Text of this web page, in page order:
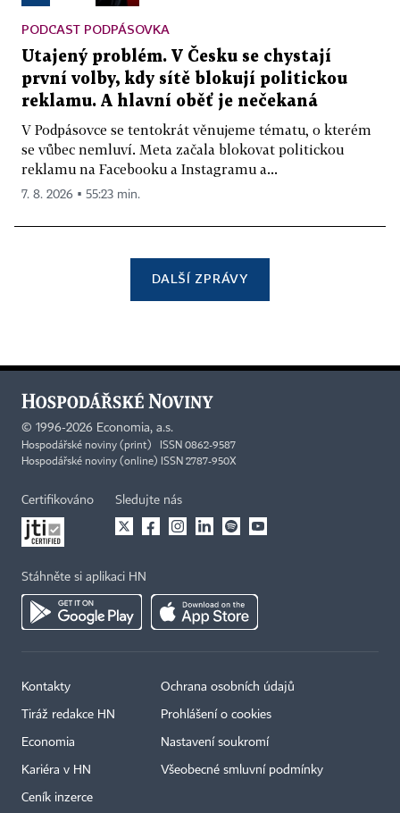
PODCAST PODPÁSOVKA
Utajený problém. V Česku se chystají
první volby, kdy sítě blokují politickou
reklamu. A hlavní oběť je nečekaná
V Podpásovce se tentokrát věnujeme tématu, o kterém
se vůbec nemluví. Meta začala blokovat politickou
reklamu na Facebooku a Instagramu a...
7. 8. 2026 ▪ 55:23 min.
DALŠÍ ZPRÁVY
© 1996-2026 Economia, a.s.
Hospodářské noviny (print) ISSN 0862-9587
Hospodářské noviny (online) ISSN 2787-950X
Certifikováno Sledujte nás
Stáhněte si aplikaci HN
Kontakty
Tiráž redakce HN
Economia
Kariéra v HN
Ceník inzerce
Ochrana osobních údajů
Prohlášení o cookies
Nastavení soukromí
Všeobecné smluvní podmínky